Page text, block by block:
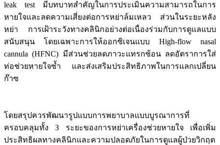
leak test มีบทบาทสำคัญในการประเมินความสามารถในการ
หายใจและลดความเสี่ยงต่อการหย่าล้มเหลว ส่วนในระยะหลัง
หย่า การเฝ้าระวังทางคลินิกอย่างต่อเนื่องร่วมกับการดูแลแบบ
สนับสนุน โดยเฉพาะการให้ออกซิเจนแบบ High-flow nasal
cannula (HFNC) มีส่วนช่วยลดภาวะแทรกซ้อน ลดอัตราการใส่
ท่อช่วยหายใจซ้ำ และส่งเสริมประสิทธิภาพในการแลกเปลี่ยน
ก๊าซ
โดยสรุปควรพัฒนารูปแบบการพยาบาลแบบบูรณาการที่
ครอบคลุมทั้ง 3 ระยะของการหย่าเครื่องช่วยหายใจ เพื่อเพิ่ม
ประสิทธิผลทางคลินิกและความปลอดภัยในการดูแลผู้ป่วยวิกฤต